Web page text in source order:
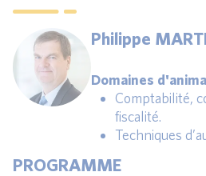
Philippe
Domaines
Comptabilité,
fiscalité.
Techniques
PROGRAMME